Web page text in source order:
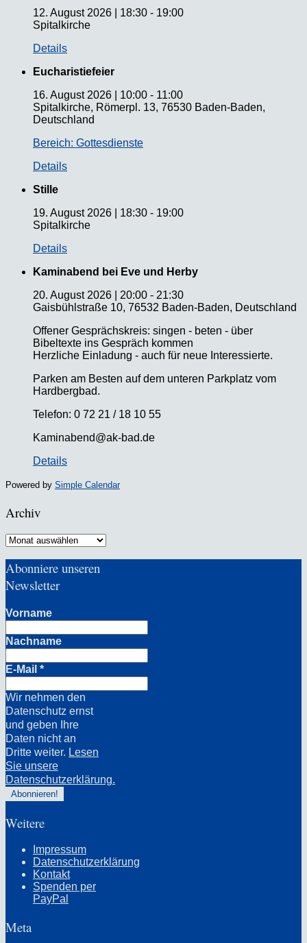
12. August 2026
18:30 - 19:00
Spitalkirche
Details
Eucharistiefeier
16. August 2026
10:00 - 11:00
Spitalkirche, Römerpl. 13, 76530 Baden-Baden,
Deutschland
Bereich: Gottesdienste
Details
Stille
19. August 2026
18:30 - 19:00
Spitalkirche
Details
Kaminabend bei Eve und Herby
20. August 2026
20:00 - 21:30
Gaisbühlstraße 10, 76532 Baden-Baden, Deutschland
Offener Gesprächskreis: singen - beten - über
Bibeltexte ins Gespräch kommen
Herzliche Einladung - auch für neue Interessierte.
Parken am Besten auf dem unteren Parkplatz vom
Hardbergbad.
Telefon: 0 72 21 / 18 10 55
Kaminabend@ak-bad.de
Details
Powered by Simple Calendar
Archiv
Archiv
Abonniere unseren
Newsletter
Vorname
Nachname
E-Mail *
Wir nehmen den
Datenschutz ernst
und geben Ihre
Daten nicht an
Dritte weiter. Lesen
Sie unsere
Datenschutzerklärung.
Weitere
Impressum
Datenschutzerklärung
Kontakt
Spenden per
PayPal
Meta